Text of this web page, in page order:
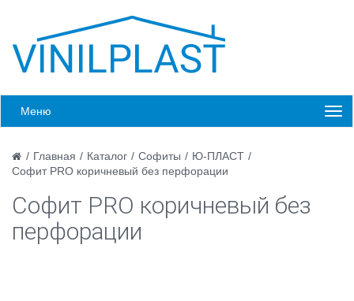
Меню
/ Главная / Каталог / Софиты / Ю-ПЛАСТ /
Софит PRO коричневый без перфорации
Софит PRO коричневый без
перфорации